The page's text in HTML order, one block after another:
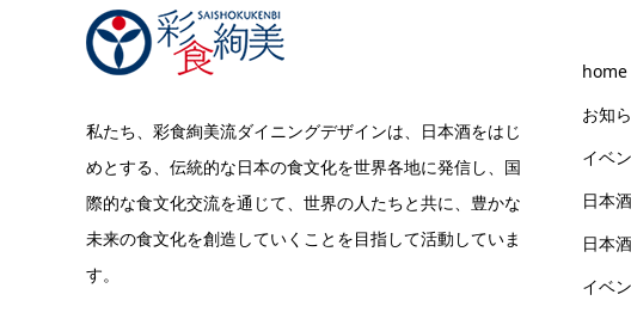
私たち、彩食絢美流ダイニングデザインは、日本酒をはじ
めとする、伝統的な日本の食文化を世界各地に発信し、国
際的な食文化交流を通じて、世界の人たちと共に、豊かな
未来の食文化を創造していくことを目指して活動していま
す。
home
お知
イベ
日本
日本
イベ